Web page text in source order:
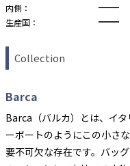
内側：
生産国：
Collection
Barca
Barca（バルカ）とは、イ
ーボートのようにこの小さ
要不可欠な存在です。バッ